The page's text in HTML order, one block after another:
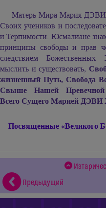
Матерь Мира Мария
Своих учеников и
и Терпимости. Юсмалиане
принципы свободы и прав
следствием Божественных
мыслить и существовать,
жизненный Путь, Свобода
Свыше Нашей Превечной
Всего Сущего Марией
Посвящённые «Великого
Предыдущий